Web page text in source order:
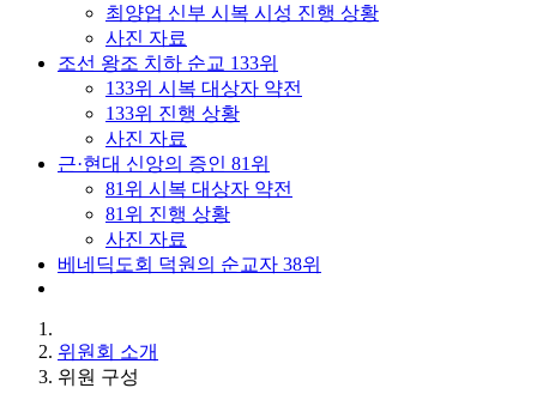
최양업 신부 시복 시성 진행 상황
사진 자료
조선 왕조 치하 순교 133위
133위 시복 대상자 약전
133위 진행 상황
사진 자료
근·현대 신앙의 증인 81위
81위 시복 대상자 약전
81위 진행 상황
사진 자료
베네딕도회 덕원의 순교자 38위
위원회 소개
위원 구성